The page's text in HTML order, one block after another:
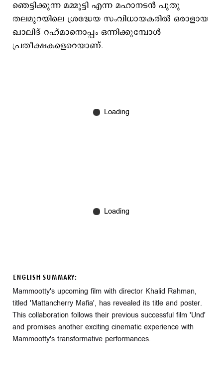
ഞെട്ടിക്കുന്ന മമ്മൂട്ടി എന്ന മഹാനടൻ പുതു
തലമുറയിലെ ശ്രദ്ധേയ സംവിധായകരിൽ ഒരാളായ
ഖാലിദ് റഹ്മാനൊപ്പം ഒന്നിക്കുമ്പോൾ
പ്രതീക്ഷകളെറെയാണ്.
ENGLISH SUMMARY:
Mammootty's upcoming film with director Khalid Rahman,
titled 'Mattancherry Mafia', has revealed its title and poster.
This collaboration follows their previous successful film 'Und'
and promises another exciting cinematic experience with
Mammootty's transformative performances.